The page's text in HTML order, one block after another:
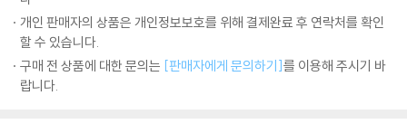
개인 판매자의 상품은 개인정보보호를 위해 결제완료 후 연락처를 확인
할 수 있습니다.
구매 전 상품에 대한 문의는 [판매자에게 문의하기]를 이용해 주시기 바
랍니다.